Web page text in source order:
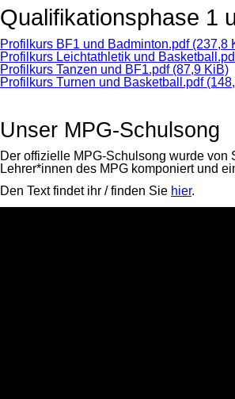
Qualifikationsphase 1
Profilkurs BF1 und Badminton.pdf (237,8
Profilkurs Leichtathletik und
Profilkurs Tanzen und BF1.pdf (87,9 KiB)
Profilkurs Turnen und Basketball.pdf
Unser MPG-Schulsong
Der offizielle MPG-Schulsong wurde von
Lehrer*innen des MPG komponiert und
Den Text findet ihr / finden Sie hier.